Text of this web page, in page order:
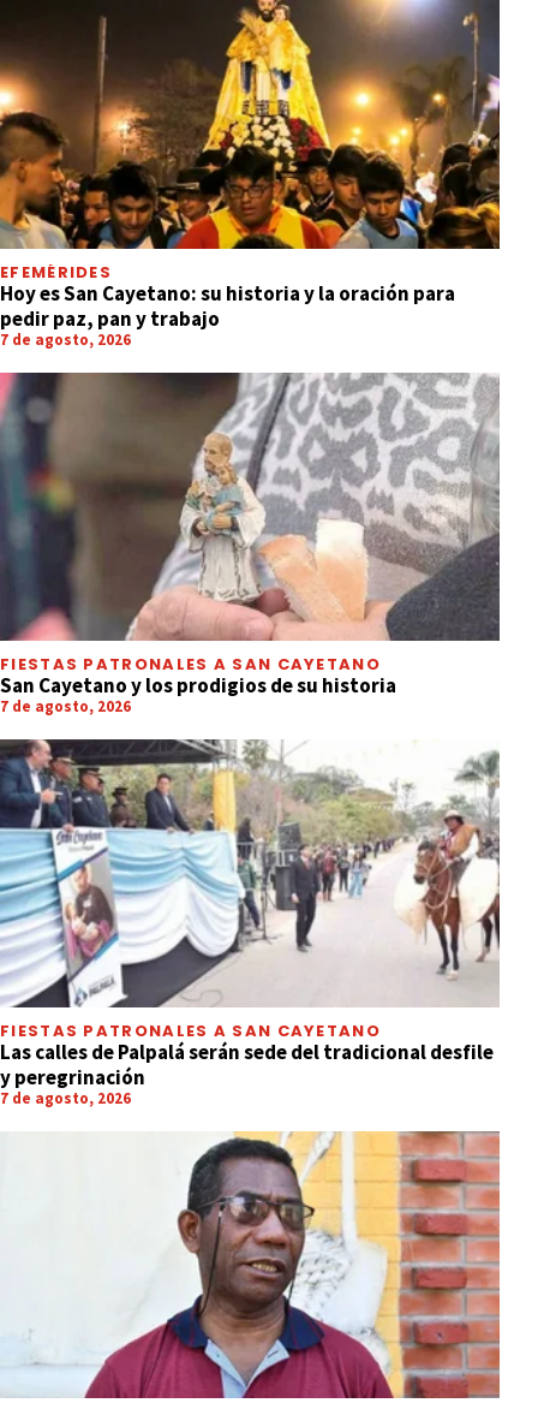
EFEMÉRIDES
Hoy es San Cayetano: su historia y la oración para
pedir paz, pan y trabajo
7 de agosto, 2026
FIESTAS PATRONALES A SAN CAYETANO
San Cayetano y los prodigios de su historia
7 de agosto, 2026
FIESTAS PATRONALES A SAN CAYETANO
Las calles de Palpalá serán sede del tradicional desfile
y peregrinación
7 de agosto, 2026